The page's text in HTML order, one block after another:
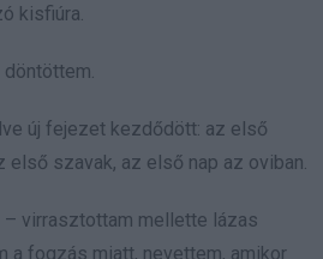
kisfiúra.
új fejezet kezdődött: az első
első szavak, az első nap az oviban.
virrasztottam mellette lázas
a fogzás miatt, nevettem, amikor